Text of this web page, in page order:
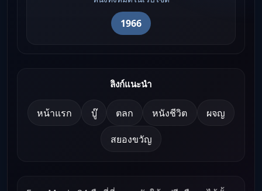
1966
ลิงก์แนะนำ
หน้าแรก บู๊ ตลก หนังชีวิต ผจญ
สยองขวัญ